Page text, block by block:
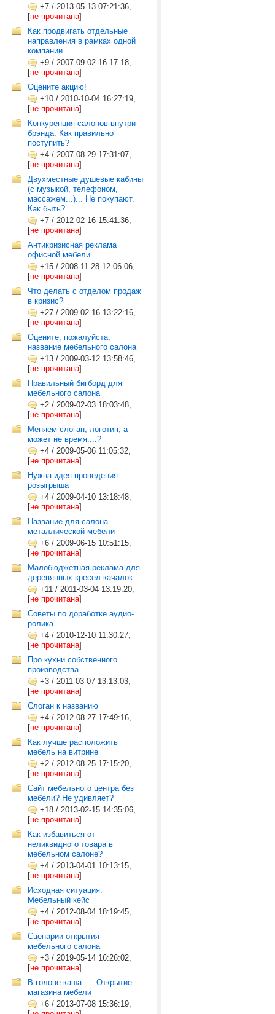
+7 / 2013-05-13 07:21:36,
[не прочитана]
Как продвигать отдельные
направления в рамках одной
компании
+9 / 2007-09-02 16:17:18,
[не прочитана]
Оцените акцию!
+10 / 2010-10-04 16:27:19,
[не прочитана]
Конкуренция салонов внутри
брэнда. Как правильно
поступить?
+4 / 2007-08-29 17:31:07,
[не прочитана]
Двухместные душевые кабины
(с музыкой, телефоном,
массажем...)... Не покупают.
Как быть?
+7 / 2012-02-16 15:41:36,
[не прочитана]
Антикризисная реклама
офисной мебели
+15 / 2008-11-28 12:06:06,
[не прочитана]
Что делать с отделом продаж
в кризис?
+27 / 2009-02-16 13:22:16,
[не прочитана]
Оцените, пожалуйста,
название мебельного салона
+13 / 2009-03-12 13:58:46,
[не прочитана]
Правильный бигборд для
мебельного салона
+2 / 2009-02-03 18:03:48,
[не прочитана]
Меняем слоган, логотип, а
может не время....?
+4 / 2009-05-06 11:05:32,
[не прочитана]
Нужна идея проведения
розыгрыша
+4 / 2009-04-10 13:18:48,
[не прочитана]
Название для салона
металлической мебели
+6 / 2009-06-15 10:51:15,
[не прочитана]
Малобюджетная реклама для
деревянных кресел-качалок
+11 / 2011-03-04 13:19:20,
[не прочитана]
Советы по доработке аудио-
ролика
+4 / 2010-12-10 11:30:27,
[не прочитана]
Про кухни собственного
производства
+3 / 2011-03-07 13:13:03,
[не прочитана]
Слоган к названию
+4 / 2012-08-27 17:49:16,
[не прочитана]
Как лучше расположить
мебель на витрине
+2 / 2012-08-25 17:15:20,
[не прочитана]
Сайт мебельного центра без
мебели? Не удивляет?
+18 / 2013-02-15 14:35:06,
[не прочитана]
Как избавиться от
неликвидного товара в
мебельном салоне?
+4 / 2013-04-01 10:13:15,
[не прочитана]
Исходная ситуация.
Мебельный кейс
+4 / 2012-08-04 18:19:45,
[не прочитана]
Сценарии открытия
мебельного салона
+3 / 2019-05-14 16:26:02,
[не прочитана]
В голове каша..... Открытие
магазина мебели
+6 / 2013-07-08 15:36:19,